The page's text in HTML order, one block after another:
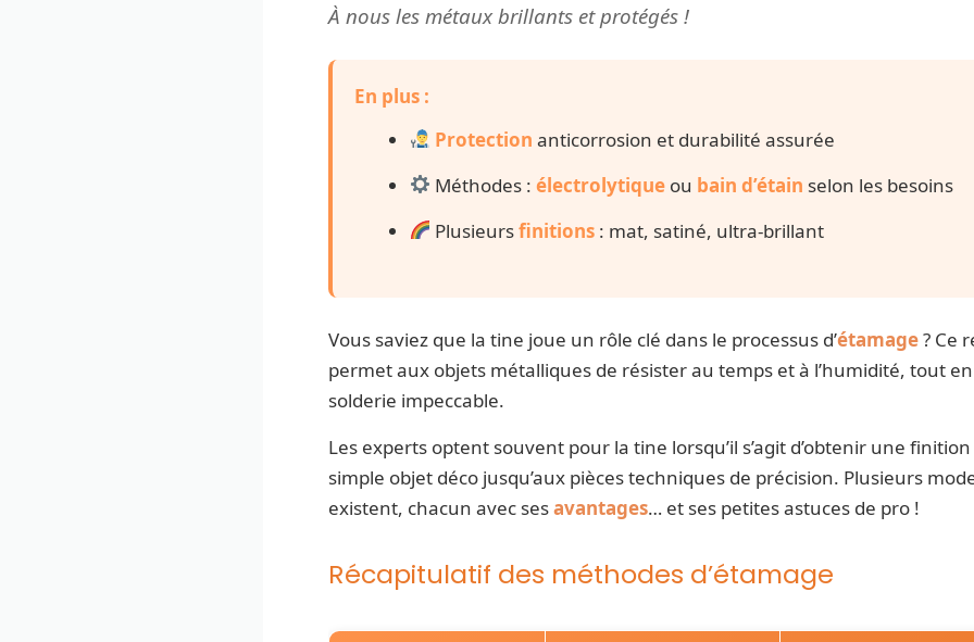
À nous les métaux brillants et protégés !
En plus :
Protection anticorrosion et durabilité assurée
Méthodes :électrolytique ou bain d’étain selon les besoins
Plusieursfinitions : mat, satiné, ultra-brillant
Vous saviez que la tine joue un rôle clé dans le processus d’étamage? Ce
permet aux objets métalliques de résister au temps et à l’humidité, tout
solderie impeccable.
Les experts optent souvent pour la tine lorsqu’il s’agit d’obtenir une
simple objet déco jusqu’aux pièces techniques de précision. Plusieurs
existent, chacun avec sesavantages… et ses petites astuces de pro !
Récapitulatif des méthodes d’étamage